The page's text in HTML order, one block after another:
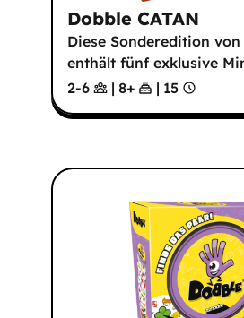
Dobble CATAN
Diese Sonderedition von
enthält fünf exklusive
2-6
| 8+ | 15